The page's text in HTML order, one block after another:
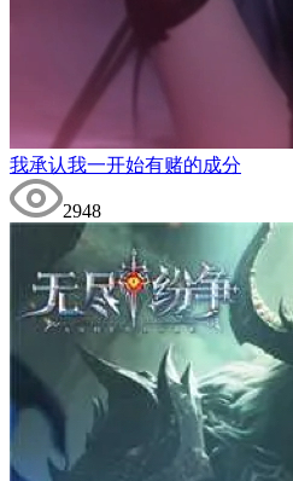
我承认我一开始有赌的成分
2948